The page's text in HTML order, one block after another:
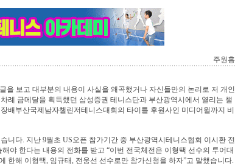
주원홍
을 보고 대부분의 내용이 사실을 왜곡했거나 자신들만의 논리로 저 개인
례 금메달을 획득했던 삼성증권 테니스단과 부산광역시에서 열리는 챌
배부산국제남자챌린저테니스대회의 타이틀 후원사인 미디어윌까지 비
니다. 지난 9월초 US오픈 참가기간 중 부산광역시테니스협회 이시환 전
야 한다는 내용의 전화를 받고 “이번 전국체전은 이형택 선수의 투어대
한해 이형택, 임규태, 전웅선 선수로만 참가신청을 하자”고 말했습니다.